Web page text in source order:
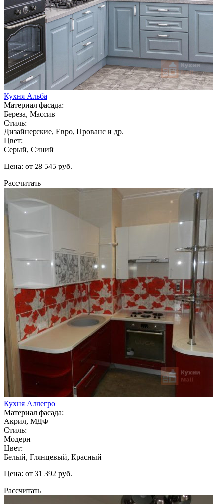
Кухня Альба
Материал фасада:
Береза, Массив
Стиль:
Дизайнерские, Евро, Прованс и др.
Цвет:
Серый, Синий
Цена: от 28 545 руб.
Рассчитать
Кухня Аллегро
Материал фасада:
Акрил, МДФ
Стиль:
Модерн
Цвет:
Белый, Глянцевый, Красный
Цена: от 31 392 руб.
Рассчитать